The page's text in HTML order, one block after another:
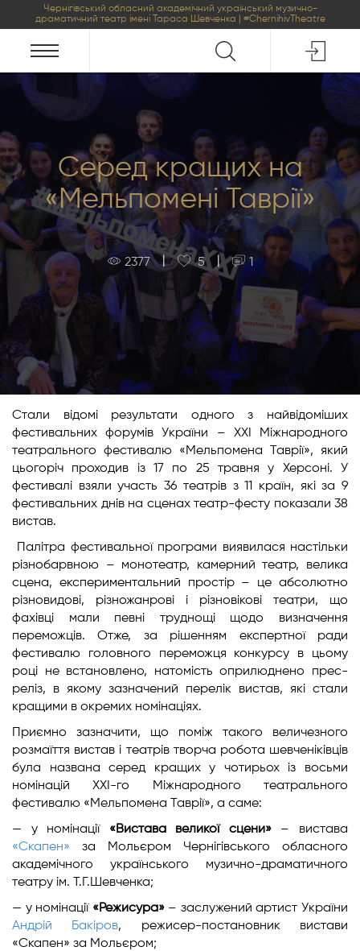
Чернігівський обласний академічний український музично-
драматичний театр імені Тараса Шевченка | #ChernihivTheatre
Серед кращих на
«Мельпомені Таврії»
2377 | 5 | 1
Стали відомі результати одного з найвідоміших
фестивальних форумів України – ХХІ Міжнародного
театрального фестивалю «Мельпомена Таврії», який
цьогоріч проходив із 17 по 25 травня у Херсоні. У
фестивалі взяли участь 36 театрів з 11 країн, які за 9
фестивальних днів на сценах театр-фесту показали 38
вистав.
Палітра фестивальної програми виявилася настільки
різнобарвною – монотеатр, камерний театр, велика
сцена, експериментальний простір – це абсолютно
різновидові, різножанрові і різновікові театри, що
фахівці мали певні труднощі щодо визначення
переможців. Отже, за рішенням експертної ради
фестивалю головного переможця конкурсу в цьому
році не встановлено, натомість оприлюднено прес-
реліз, в якому зазначений перелік вистав, які стали
кращими в окремих номінаціях.
Приємно зазначити, що поміж такого величезного
розмаїття вистав і театрів творча робота шевченіківців
була названа серед кращих у чотирьох із восьми
номінацій ХХІ-го Міжнародного театрального
фестивалю «Мельпомена Таврії», а саме:
— у номінації «Вистава великої сцени»– вистава
«Скапен» за Мольєром Чернігівського обласного
академічного українського музично-драматичного
театру ім. Т.Г.Шевченка;
— у номінації «Режисура»– заслужений артист України
Андрій Бакіров, режисер-постановник вистави
«Скапен» за Мольєром;